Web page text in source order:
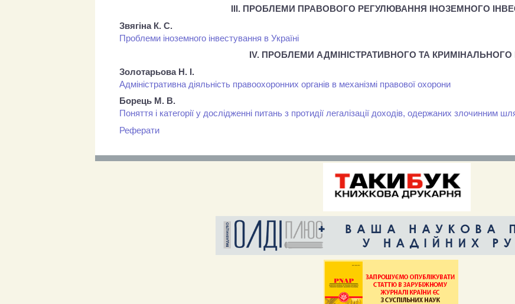
ІІІ. ПРОБЛЕМИ ПРАВОВОГО РЕГУЛЮВАННЯ ІНОЗЕМНОГО
Звягіна К. С.
Проблеми іноземного інвестування в Україні
IV. ПРОБЛЕМИ АДМІНІСТРАТИВНОГО ТА КРИМІНАЛЬНОГО
Золотарьова Н. І.
Адміністративна діяльність правоохоронних органів в механізмі правової охорони
Борець М. В.
Поняття і категорії у дослідженні питань з протидії легалізації доходів, одержаних злочинним
Реферати